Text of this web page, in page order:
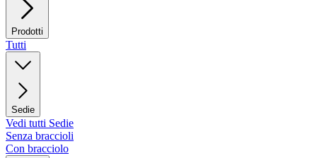
Prodotti
Tutti
Sedie
Vedi tutti Sedie
Senza braccioli
Con bracciolo